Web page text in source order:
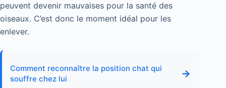
peuvent devenir mauvaises pour la santé des
oiseaux. C’est donc le moment idéal pour les
enlever.
Comment reconnaître la position chat qui
souffre chez lui
→